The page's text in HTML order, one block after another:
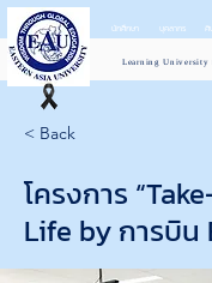
Learning
นักศึกษา บุคลากร ศิ
< Back
โครงการ
Life by การบิน